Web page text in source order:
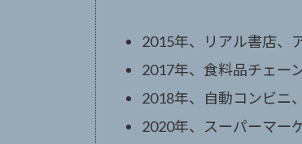
2015年、リアル書店、
2017年、食料品チェー
2018年、自動コンビニ
2020年、スーパーマー